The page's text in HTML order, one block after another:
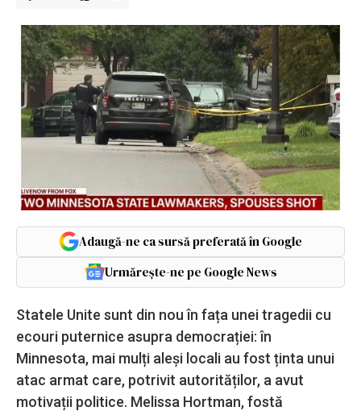
Adaugă-ne ca sursă preferată în Google
Urmărește-ne pe Google News
Statele Unite sunt din nou în fața unei tragedii cu
ecouri puternice asupra democrației: în
Minnesota, mai mulți aleși locali au fost ținta unui
atac armat care, potrivit autorităților, a avut
motivații politice. Melissa Hortman, fostă